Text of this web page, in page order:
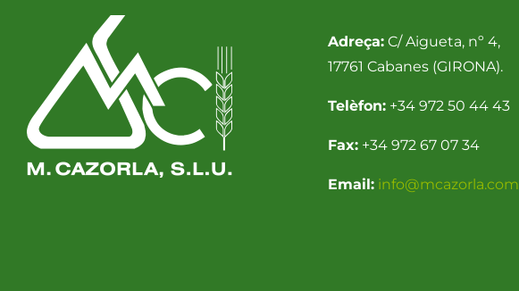
Adreça:C/ Aigueta, nº 4,
17761 Cabanes (GIRONA).
Telèfon:+34 972 50 44 43
Fax:+34 972 67 07 34
Email: info@mcazorla.com